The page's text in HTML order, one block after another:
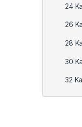
24
26
28
30
32